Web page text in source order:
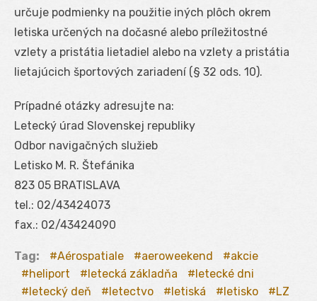
určuje podmienky na použitie iných plôch okrem
letiska určených na dočasné alebo príležitostné
vzlety a pristátia lietadiel alebo na vzlety a pristátia
lietajúcich športových zariadení (§ 32 ods. 10).
Prípadné otázky adresujte na:
Letecký úrad Slovenskej republiky
Odbor navigačných služieb
Letisko M. R. Štefánika
823 05 BRATISLAVA
tel.: 02/43424073
fax.: 02/43424090
Tag: Aérospatiale aeroweekend
akcie
heliport
letecká základňa
letecké dni
letecký deň
letectvo letiská letisko
LZ